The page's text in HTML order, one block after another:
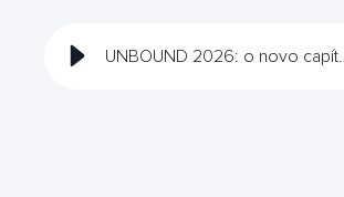
UNBOUND